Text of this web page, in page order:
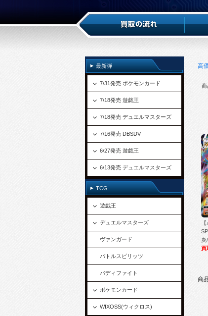
高
商
炎
買
商
最新弾
7/31発売 ポケモンカード
7/18発売 遊戯王
7/18発売 デュエルマスターズ
7/16発売 DBSDV
6/27発売 遊戯王
6/13発売 デュエルマスターズ
TCG
遊戯王
デュエルマスターズ
ヴァンガード
バトルスピリッツ
バディファイト
ポケモンカード
WIXOSS(ウィクロス)